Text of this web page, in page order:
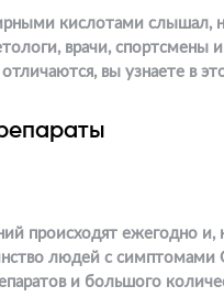
кислотами слышал,
врачи, спортсмены
вы узнаете в
происходят ежегодно и,
людей с симптомами
и большого